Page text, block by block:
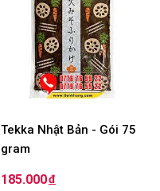
Tekka Nhật Bản - Gói 75
gram
185.000đ